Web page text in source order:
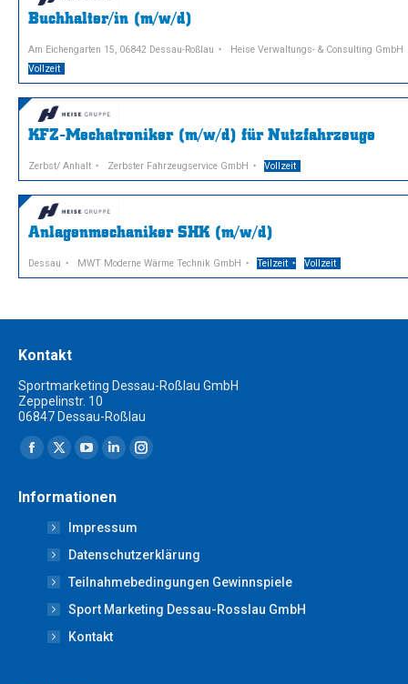
Buchhalter/in (m/w/d)
Am Eichengarten 15, 06842 Dessau-Roßlau
Heise Verwaltungs- & Consulting GmbH
Vollzeit
KFZ-Mechatroniker (m/w/d) für Nutzfahrzeuge
Zerbst/ Anhalt Zerbster Fahrzeugservice GmbH Vollzeit
Anlagenmechaniker SHK (m/w/d)
Dessau MWT Moderne Wärme Technik GmbH Teilzeit Vollzeit
Kontakt
Sportmarketing Dessau-Roßlau GmbH
Zeppelinstr. 10
06847 Dessau-Roßlau
Finden Sie uns auf:
Facebook
opens
new
window
X
opens
in
new
window
YouTube
opens
in
new
window
Linkedin
opens
in
new
window
Instagram
new
window
Informationen
Impressum
Datenschutzerklärung
Teilnahmebedingungen Gewinnspiele
Sport Marketing Dessau-Rosslau GmbH
Kontakt